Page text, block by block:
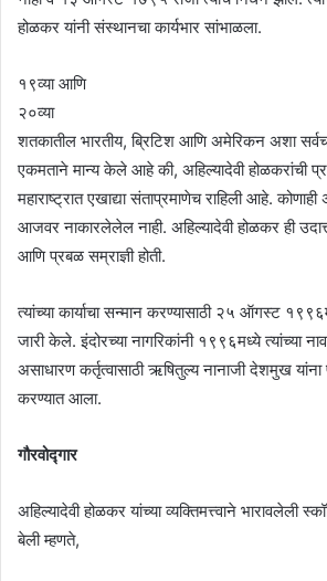
होळकर यांनी संस्थानचा कार्यभार सांभाळला.
१९व्या आणि
२०व्या
शतकातील भारतीय, ब्रिटिश आणि अमेरिकन अशा सर्वच
एकमताने मान्य केले आहे की, अहिल्यादेवी होळकरांची
महाराष्ट्रात एखाद्या संताप्रमाणेच राहिली आहे.
आजवर नाकारलेलेल नाही. अहिल्यादेवी होळकर ही
आणि प्रबळ सम्राज्ञी होती.
त्यांच्या कार्याचा सन्मान करण्यासाठी २५ ऑगस्ट
जारी केले. इंदोरच्या नागरिकांनी १९९६मध्ये त्यांच्या
असाधारण कर्तृत्वासाठी ऋषितुल्य नानाजी देशमुख यांना
करण्यात आला.
गौरवोद्गार
अहिल्यादेवी होळकर यांच्या व्यक्तिमत्त्वाने भारावलेली
बेली म्हणते,